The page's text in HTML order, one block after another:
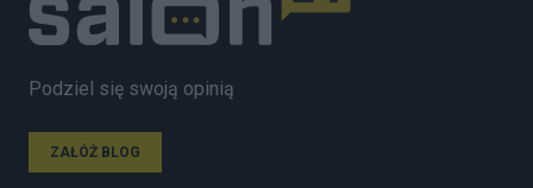
Podziel się swoją opinią
ZAŁÓŻ BLOG